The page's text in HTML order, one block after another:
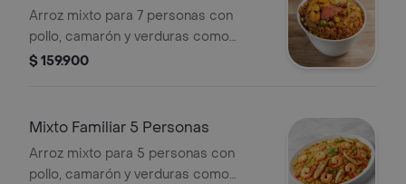
Arroz mixto para 7 personas con
pollo, camarón y verduras como
zanahoria, maíz y arvejas.
$ 159.900
Mixto Familiar 5 Personas
Arroz mixto para 5 personas con
pollo, camarón y verduras como